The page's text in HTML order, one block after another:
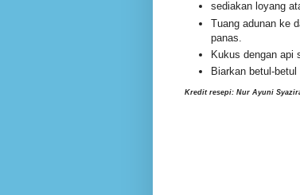
sediakan loyang
Tuang adunan ke
panas.
Kukus dengan api
Biarkan betul-
Kredit resepi: Nur Ayuni